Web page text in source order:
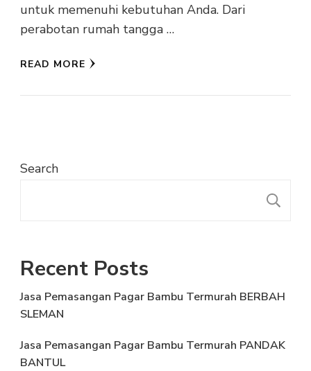
untuk memenuhi kebutuhan Anda. Dari
perabotan rumah tangga …
READ MORE
Search
Recent Posts
Jasa Pemasangan Pagar Bambu Termurah BERBAH
SLEMAN
Jasa Pemasangan Pagar Bambu Termurah PANDAK
BANTUL